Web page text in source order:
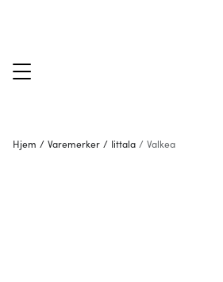
Hjem / Varemerker / Iittala / Valkea